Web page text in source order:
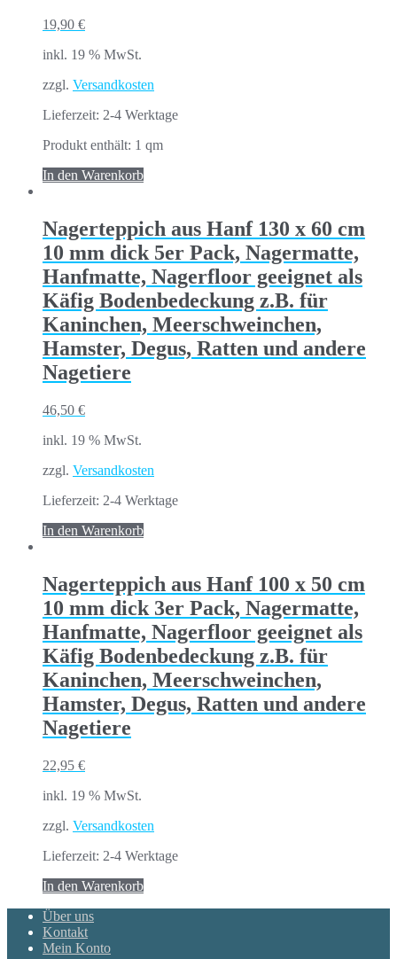
19,90 €
inkl. 19 % MwSt.
zzgl. Versandkosten
Lieferzeit: 2-4 Werktage
Produkt enthält: 1 qm
In den Warenkorb
Nagerteppich aus Hanf 130 x 60 cm
10 mm dick 5er Pack, Nagermatte,
Hanfmatte, Nagerfloor geeignet als
Käfig Bodenbedeckung z.B. für
Kaninchen, Meerschweinchen,
Hamster, Degus, Ratten und andere
Nagetiere
46,50 €
inkl. 19 % MwSt.
zzgl. Versandkosten
Lieferzeit: 2-4 Werktage
In den Warenkorb
Nagerteppich aus Hanf 100 x 50 cm
10 mm dick 3er Pack, Nagermatte,
Hanfmatte, Nagerfloor geeignet als
Käfig Bodenbedeckung z.B. für
Kaninchen, Meerschweinchen,
Hamster, Degus, Ratten und andere
Nagetiere
22,95 €
inkl. 19 % MwSt.
zzgl. Versandkosten
Lieferzeit: 2-4 Werktage
In den Warenkorb
Über uns
Kontakt
Mein Konto